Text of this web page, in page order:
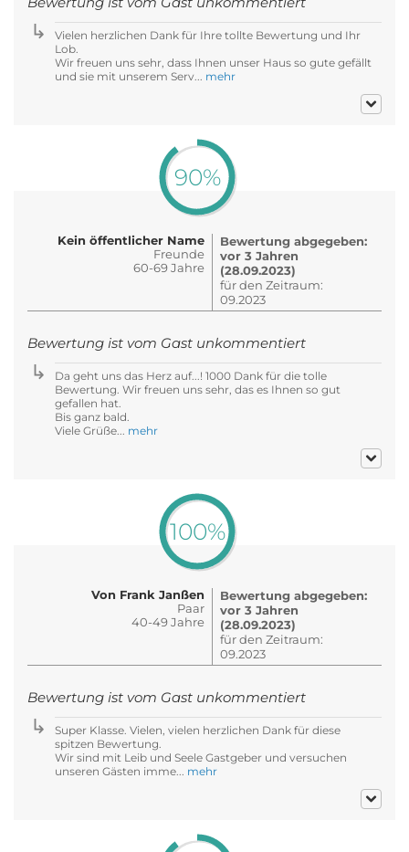
Vielen herzlichen Dank für Ihre tollte Bewertung und Ihr
Lob.
Wir freuen uns sehr, dass Ihnen unser Haus so gute gefällt
und sie mit unserem Serv... mehr
90%
Kein öffentlicher Name
Freunde
60-69 Jahre
Bewertung abgegeben:
vor 3 Jahren
(28.09.2023)
für den Zeitraum:
09.2023
Bewertung ist vom Gast unkommentiert
Da geht uns das Herz auf...! 1000 Dank für die tolle
Bewertung. Wir freuen uns sehr, das es Ihnen so gut
gefallen hat.
Bis ganz bald.
Viele Grüße... mehr
100%
Von Frank Janßen
Paar
40-49 Jahre
Bewertung abgegeben:
vor 3 Jahren
(28.09.2023)
für den Zeitraum:
09.2023
Bewertung ist vom Gast unkommentiert
Super Klasse. Vielen, vielen herzlichen Dank für diese
spitzen Bewertung.
Wir sind mit Leib und Seele Gastgeber und versuchen
unseren Gästen imme... mehr